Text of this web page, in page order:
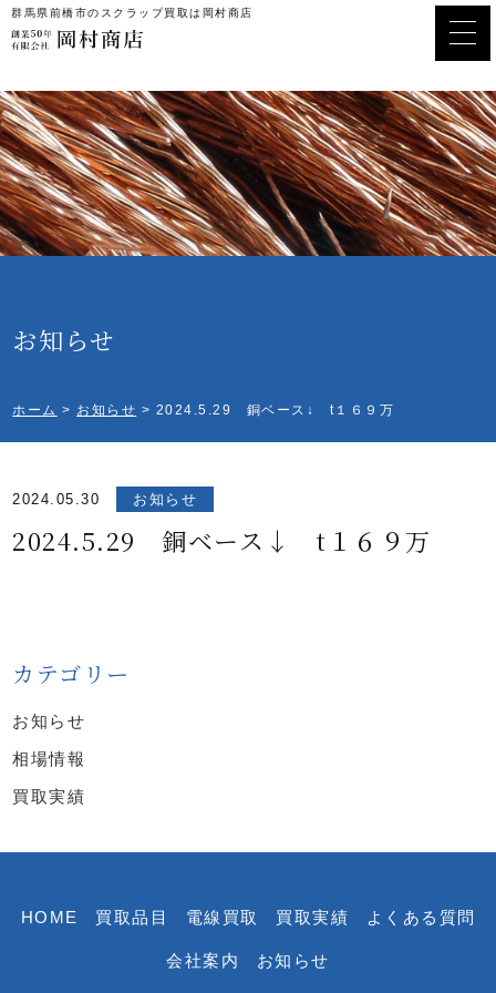
群馬県前橋市のスクラップ買取は岡村商店
お知らせ
ホーム > お知らせ > 2024.5.29 銅ベース↓ t１６９万
2024.05.30 お知らせ
2024.5.29 銅ベース↓ t１６９万
カテゴリー
お知らせ
相場情報
買取実績
HOME 買取品目 電線買取 買取実績 よくある質問
会社案内 お知らせ